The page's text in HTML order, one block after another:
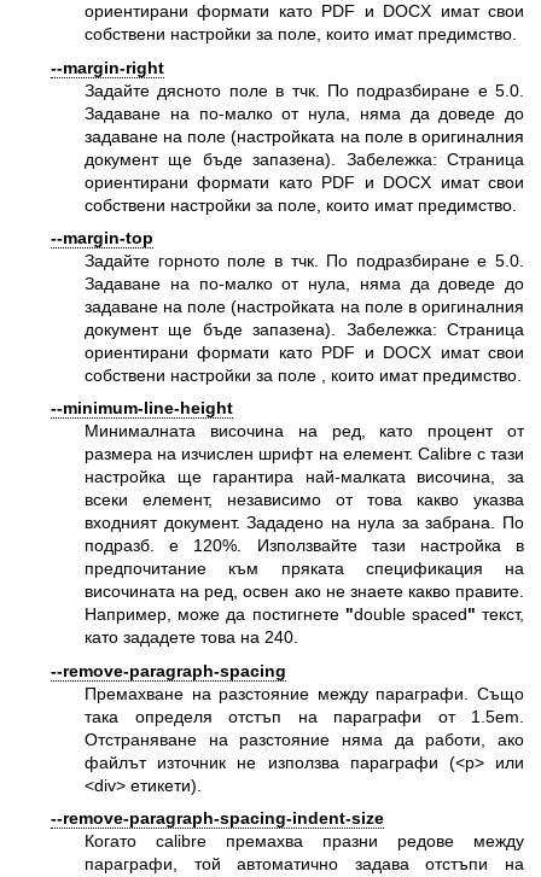
ориентирани формати като PDF и DOCX имат свои
собствени настройки за поле, които имат предимство.
--margin-right
Задайте дясното поле в тчк. По подразбиране е 5.0.
Задаване на по-малко от нула, няма да доведе до
задаване на поле (настройката на поле в оригиналния
документ ще бъде запазена). Забележка: Страница
ориентирани формати като PDF и DOCX имат свои
собствени настройки за поле, които имат предимство.
--margin-top
Задайте горното поле в тчк. По подразбиране е 5.0.
Задаване на по-малко от нула, няма да доведе до
задаване на поле (настройката на поле в оригиналния
документ ще бъде запазена). Забележка: Страница
ориентирани формати като PDF и DOCX имат свои
собствени настройки за поле , които имат предимство.
--minimum-line-height
Минималната височина на ред, като процент от
размера на изчислен шрифт на елемент. Calibre с тази
настройка ще гарантира най-малката височина, за
всеки елемент, независимо от това какво указва
входният документ. Зададено на нула за забрана. По
подразб. е 120%. Използвайте тази настройка в
предпочитание към пряката спецификация на
височината на ред, освен ако не знаете какво правите.
Например, може да постигнете "double spaced" текст,
като зададете това на 240.
--remove-paragraph-spacing
Премахване на разстояние между параграфи. Също
така определя отстъп на параграфи от 1.5em.
Отстраняване на разстояние няма да работи, ако
файлът източник не използва параграфи (<p> или
<div> етикети).
--remove-paragraph-spacing-indent-size
Когато calibre премахва празни редове между
параграфи, той автоматично задава отстъпи на